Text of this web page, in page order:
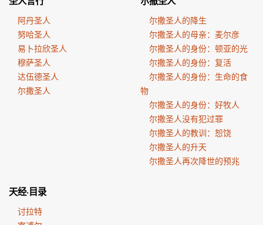
阿丹圣人
努哈圣人
易卜拉欣圣人
穆萨圣人
达伍德圣人
尔撒圣人
尔撒圣人的降生
尔撒圣人的母亲：麦尔彦
尔撒圣人的身份：顿亚的光
尔撒圣人的身份：复活
尔撒圣人的身份：生命的食
物
尔撒圣人的身份：好牧人
尔撒圣人没有犯过罪
尔撒圣人的教训：恕饶
尔撒圣人的升天
尔撒圣人再次降世的预兆
天经·目录
讨拉特